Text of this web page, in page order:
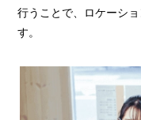
行うことで、ロケーシ
す。